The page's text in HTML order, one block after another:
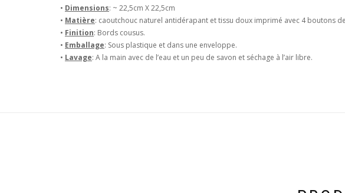
• Dimensions: ~ 22,5cm X 22,5cm
• Matière: caoutchouc naturel antidérapant et tissu doux imprimé avec 4 boutons
• Finition: Bords cousus.
• Emballage: Sous plastique et dans une enveloppe.
• Lavage: A la main avec de l’eau et un peu de savon et séchage à l’air libre.